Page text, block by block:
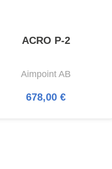
ACRO P-2
Aimpoint AB
678,00 €